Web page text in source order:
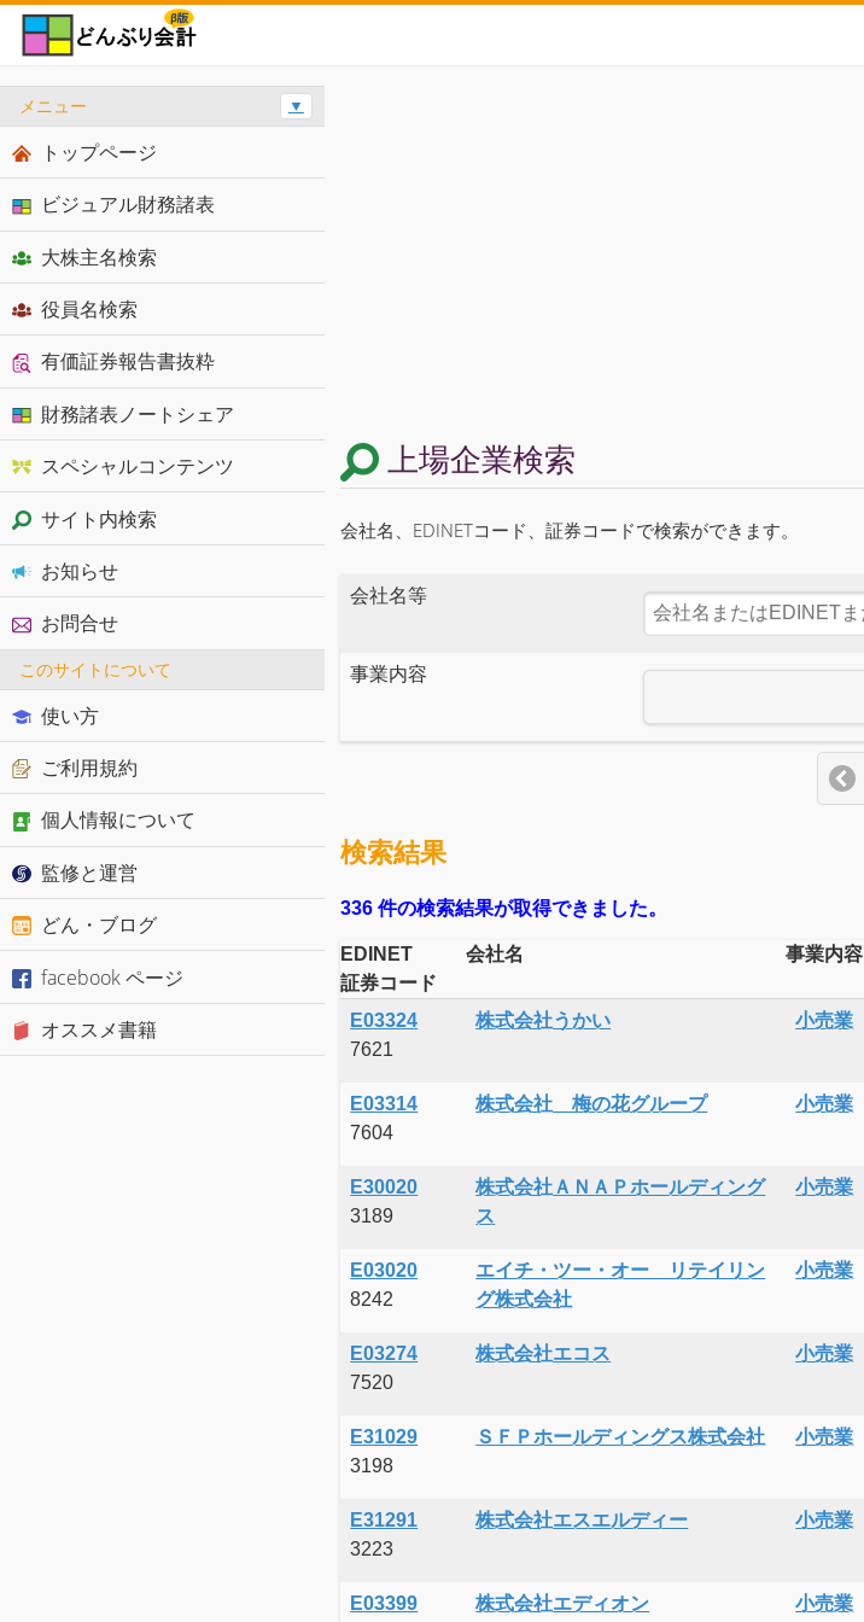
上場企業検索
会社名、EDINETコード、証券コードで検索ができます。
会社名等
事業内容
検索結果
336 件の検索結果が取得できました。
EDINET
証券コード
会社名 事業内容
E03324
7621
株式会社うかい 小売業
E03314
7604
株式会社 梅の花グループ 小売業
E30020
3189
株式会社ＡＮＡＰホールディング
ス
小売業
E03020
8242
エイチ・ツー・オー リテイリン
グ株式会社
小売業
E03274
7520
株式会社エコス 小売業
E31029
3198
ＳＦＰホールディングス株式会社 小売業
E31291
3223
株式会社エスエルディー 小売業
E03399
株式会社エディオン 小売業
メニュー ▼
トップページ
ビジュアル財務諸表
大株主名検索
役員名検索
有価証券報告書抜粋
財務諸表ノートシェア
スペシャルコンテンツ
サイト内検索
お知らせ
お問合せ
このサイトについて
使い方
ご利用規約
個人情報について
監修と運営
どん・ブログ
facebook ページ
オススメ書籍